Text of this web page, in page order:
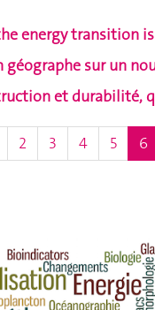
energy transition
géographe sur un
et durabilité,
2 3 4 5 6